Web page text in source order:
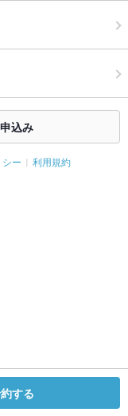
込み
ー 利用規約
する